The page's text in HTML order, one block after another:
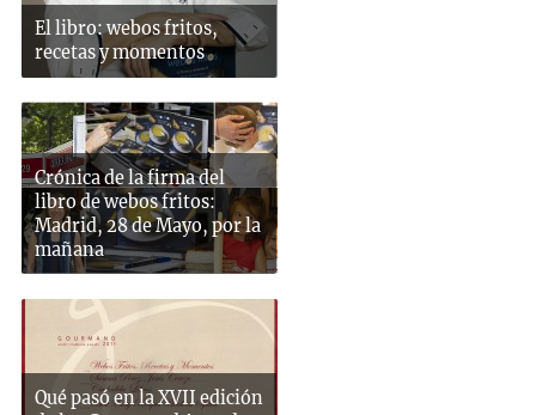
El libro: webos fritos,
recetas y momentos
Crónica de la firma del
libro de webos fritos:
Madrid, 28 de Mayo, por la
mañana
Qué pasó en la XVII edición